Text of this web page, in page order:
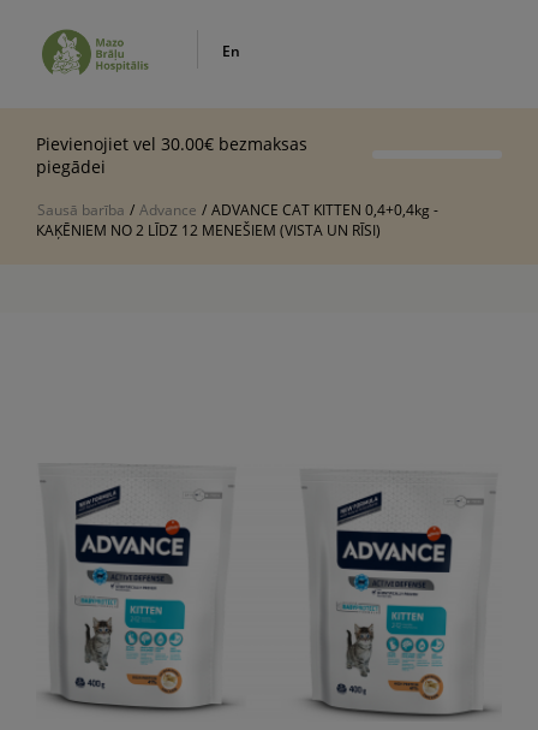
En
Pievienojiet vel 30.00€ bezmaksas
piegādei
Sausā barība / Advance / ADVANCE CAT KITTEN 0,4+0,4kg -
КAĶĒNIEM NO 2 LĪDZ 12 MENEŠIEM (VISTA UN RĪSI)